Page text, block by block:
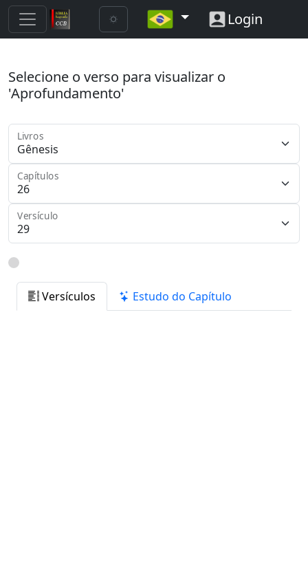
Login
Selecione o verso para visualizar o
'Aprofundamento'
Livros
Capítulos
Versículo
Versículos Estudo do Capítulo